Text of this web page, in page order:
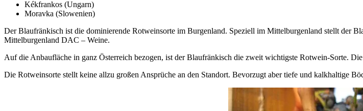
Kékfrankos (Ungarn)
Moravka (Slowenien)
Der Blaufränkisch ist die dominierende Rotweinsorte im Burgenland. Speziell im Mittelburgenland stellt der
Mittelburgenland DAC – Weine.
Auf die Anbaufläche in ganz Österreich bezogen, ist der Blaufränkisch die zweit wichtigste Rotwein-Sorte.
Die Rotweinsorte stellt keine allzu großen Ansprüche an den Standort. Bevorzugt aber tiefe und kalkhaltige